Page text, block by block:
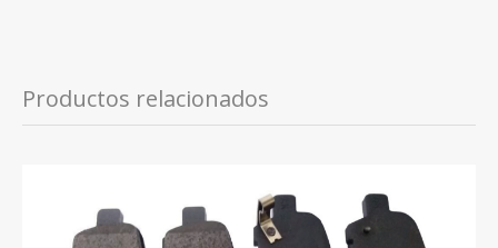
Productos relacionados